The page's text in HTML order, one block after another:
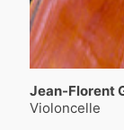
Jean-Florent
Violoncelle